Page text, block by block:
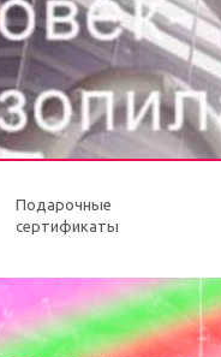
Подарочные
сертификаты